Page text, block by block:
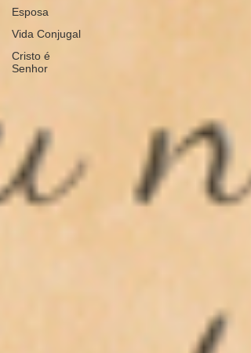
Esposa
Vida Conjugal
Cristo é
Senhor